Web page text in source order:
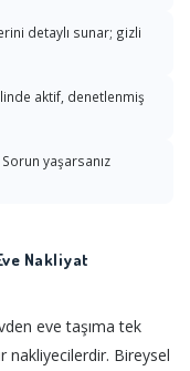
detaylı sunar; gizli
aktif, denetlenmiş
yaşarsanız
Nakliyat
eve taşıma tek
nakliyecilerdir. Bireysel